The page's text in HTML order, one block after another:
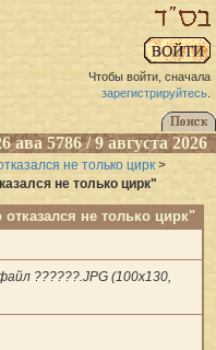
Чтобы войти, сначала
зарегистрируйтесь.
ава 5786 / 9 августа 2026
не только цирк >
не только цирк"
не только цирк"
??????.JPG (100x130,